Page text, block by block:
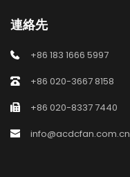
連絡先
+86 183 1666 5997
+86 020-3667 8158
+86 020-8337 7440
info@acdcfan.com.cn